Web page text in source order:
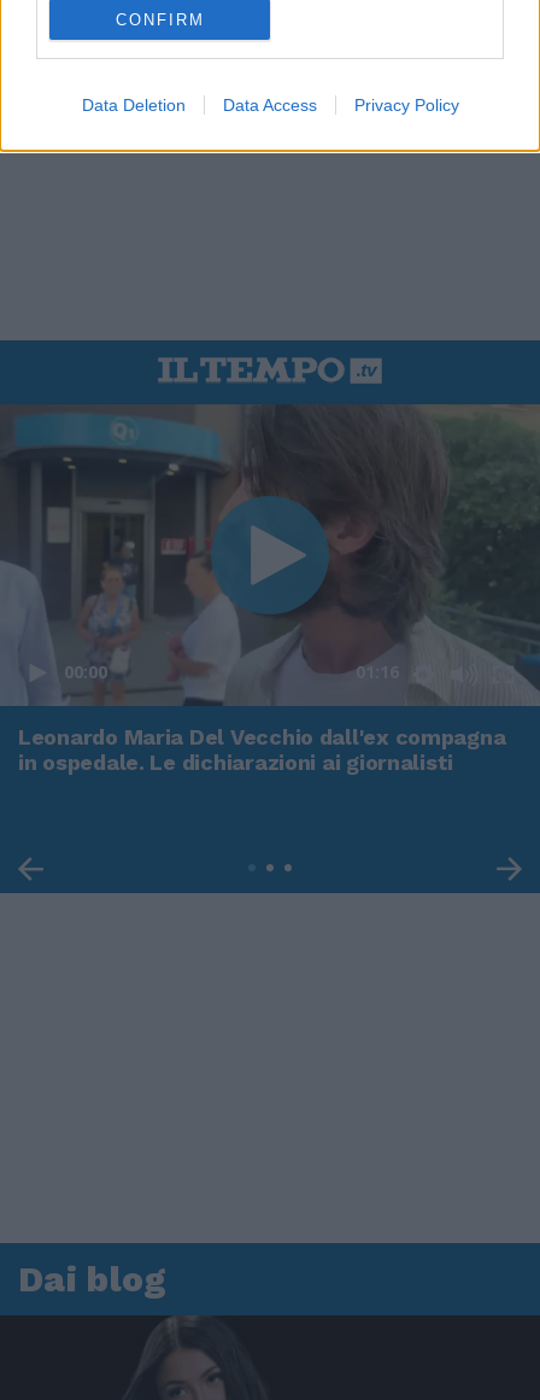
CONFIRM
Data Deletion Data Access Privacy Policy
00:00 01:16
Leonardo Maria Del Vecchio dall'ex compagna
in ospedale. Le dichiarazioni ai giornalisti
Dai blog